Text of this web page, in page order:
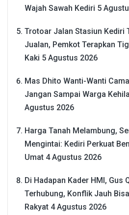
Wajah Sawah Kediri 5
Trotoar Jalan Stasiun Kediri
Jualan, Pemkot Terapkan
Kaki 5 Agustus 2026
Mas Dhito Wanti-Wanti
Jangan Sampai Warga
Agustus 2026
Harga Tanah Melambung,
Mengintai: Kediri Perkuat
Umat 4 Agustus 2026
Di Hadapan Kader HMI, Gus
Terhubung, Konflik Jauh
Rakyat 4 Agustus 2026